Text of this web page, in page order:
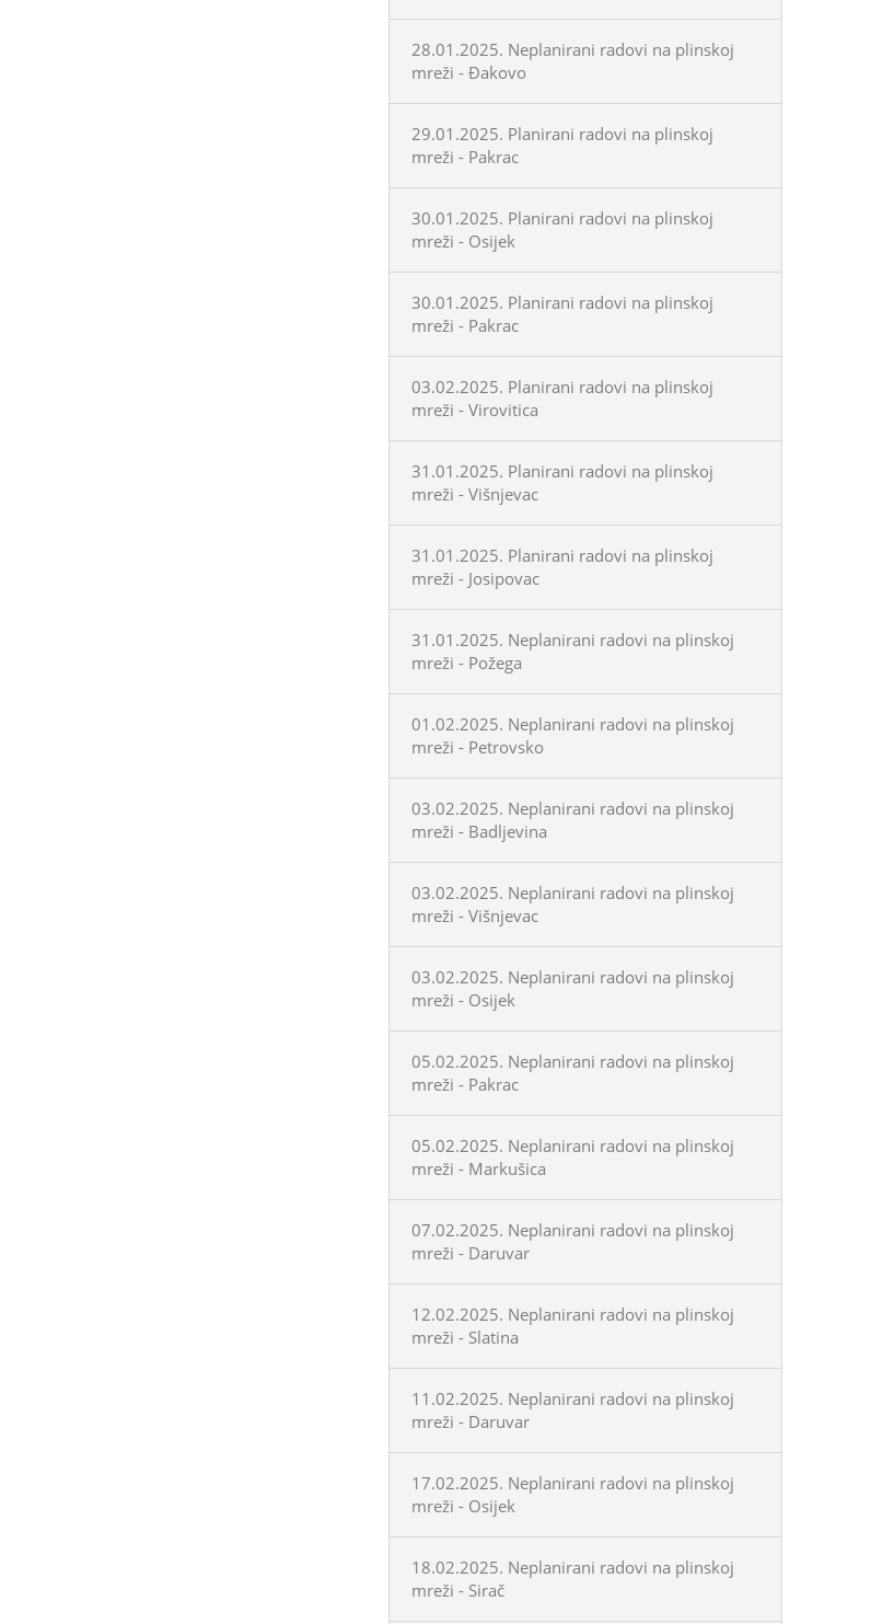
28.01.2025. Neplanirani radovi na plinskoj
mreži - Đakovo
29.01.2025. Planirani radovi na plinskoj
mreži - Pakrac
30.01.2025. Planirani radovi na plinskoj
mreži - Osijek
30.01.2025. Planirani radovi na plinskoj
mreži - Pakrac
03.02.2025. Planirani radovi na plinskoj
mreži - Virovitica
31.01.2025. Planirani radovi na plinskoj
mreži - Višnjevac
31.01.2025. Planirani radovi na plinskoj
mreži - Josipovac
31.01.2025. Neplanirani radovi na plinskoj
mreži - Požega
01.02.2025. Neplanirani radovi na plinskoj
mreži - Petrovsko
03.02.2025. Neplanirani radovi na plinskoj
mreži - Badljevina
03.02.2025. Neplanirani radovi na plinskoj
mreži - Višnjevac
03.02.2025. Neplanirani radovi na plinskoj
mreži - Osijek
05.02.2025. Neplanirani radovi na plinskoj
mreži - Pakrac
05.02.2025. Neplanirani radovi na plinskoj
mreži - Markušica
07.02.2025. Neplanirani radovi na plinskoj
mreži - Daruvar
12.02.2025. Neplanirani radovi na plinskoj
mreži - Slatina
11.02.2025. Neplanirani radovi na plinskoj
mreži - Daruvar
17.02.2025. Neplanirani radovi na plinskoj
mreži - Osijek
18.02.2025. Neplanirani radovi na plinskoj
mreži - Sirač